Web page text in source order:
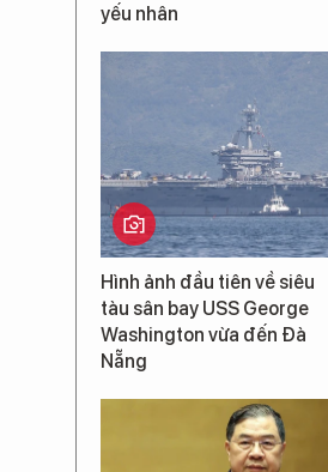
yếu nhân
Hình ảnh đầu tiên về siêu
tàu sân bay USS George
Washington vừa đến Đà
Nẵng